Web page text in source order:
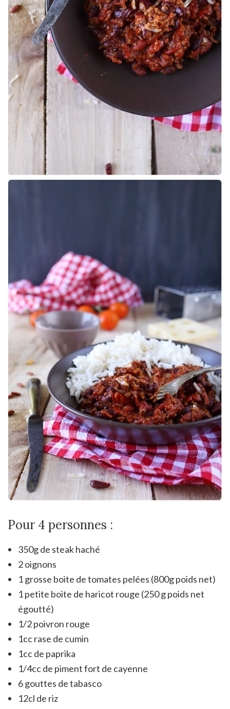
Pour 4 personnes :
350g de steak haché
2 oignons
1 grosse boite de tomates pelées (800g poids net)
1 petite boite de haricot rouge (250 g poids net
égoutté)
1/2 poivron rouge
1cc rase de cumin
1cc de paprika
1/4cc de piment fort de cayenne
6 gouttes de tabasco
12cl de riz